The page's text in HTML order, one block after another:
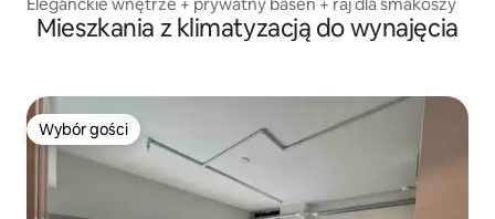
Mieszkania z klimatyzacją do wynajęcia
Wybór gości
Wybór gości